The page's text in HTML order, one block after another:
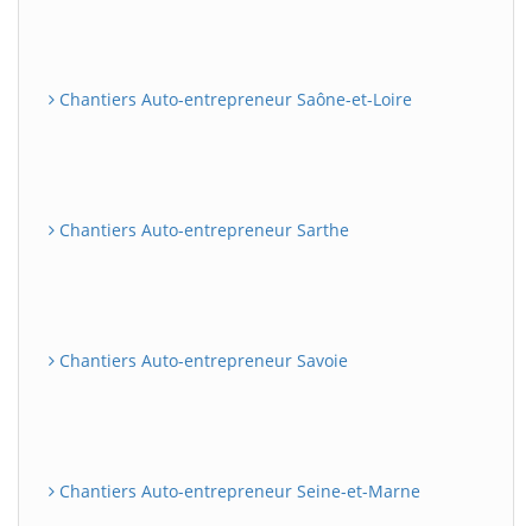
Chantiers Auto-entrepreneur Saône-et-Loire
Chantiers Auto-entrepreneur Sarthe
Chantiers Auto-entrepreneur Savoie
Chantiers Auto-entrepreneur Seine-et-Marne